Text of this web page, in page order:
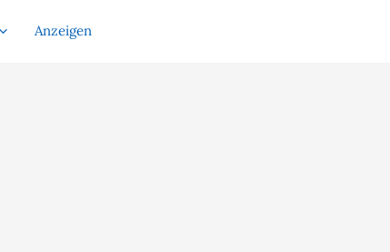
Anzeigen